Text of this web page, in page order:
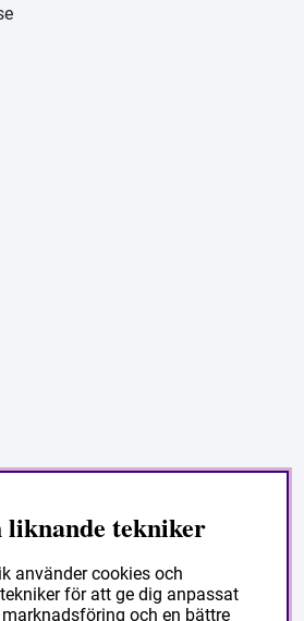
liknande tekniker
använder cookies och
för att ge dig anpassat
och en bättre